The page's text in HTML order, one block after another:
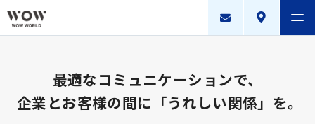
製品・サービス
最適なコミュニケーションで、
企業とお客様の間に
「うれしい関係」を。